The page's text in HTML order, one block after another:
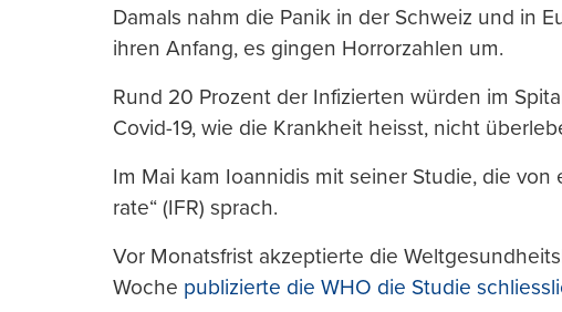
Damals nahm die Panik in der Schweiz und in
ihren Anfang, es gingen Horrorzahlen um.
Rund 20 Prozent der Infizierten würden im
Covid-19, wie die Krankheit heisst, nicht
Im Mai kam Ioannidis mit seiner Studie, die
rate“ (IFR) sprach.
Vor Monatsfrist akzeptierte die
Woche publizierte die WHO die Studie